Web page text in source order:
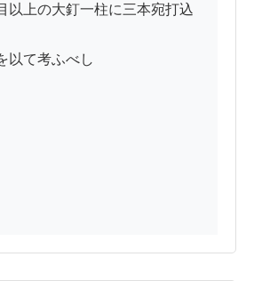
以上の大釘一柱に三本宛打込
以て考ふべし